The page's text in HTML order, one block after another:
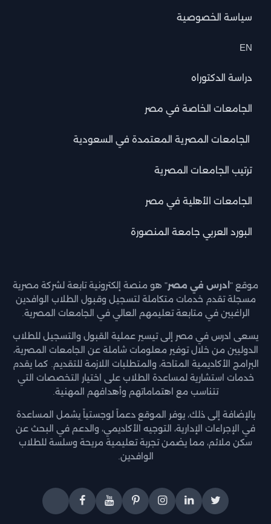
سياسة الخصوصية
EN
دراسة الدكتوراه
الجامعات الخاصة في مصر
الجامعات المصرية المعتمدة في السعودية
ترتيب الجامعات المصرية
الجامعات الأهلية في مصر
البورد العربي جامعة المنصورة
موقع " ادرس في مصر" هو منصة إلكترونية تابعة لشركة مصرية
مسجلة تقدم خدمات متكاملة لتسجيل وقبول الطلاب الوافدين
الراغبين في متابعة تعليمهم العالي في الجامعات المصرية.
يسعى ادرس في مصر إلى تيسير عملية القبول والتسجيل للطلاب
الدوليين من خلال توفير معلومات شاملة عن الجامعات المصرية،
البرامج الأكاديمية المتاحة، والمتطلبات اللازمة للتقديم. كما يقدم
خدمات استشارية لمساعدة الطلاب على اختيار التخصصات التي
تتناسب مع اهتماماتهم وأهدافهم المهنية.
بالإضافة إلى ذلك، يوفر الموقع دعماً لوجستياً يشمل المساعدة
في الإجراءات الإدارية، التوجيه الأكاديمي، والدعم في البحث عن
سكن ملائم، مما يضمن تجربة تعليمية مريحة وسلسة للطلاب
الوافدين.